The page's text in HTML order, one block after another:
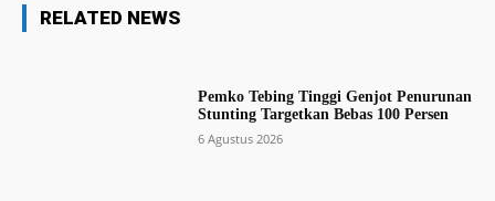
RELATED NEWS
Pemko Tebing Tinggi Genjot Penurunan
Stunting Targetkan Bebas 100 Persen
6 Agustus 2026